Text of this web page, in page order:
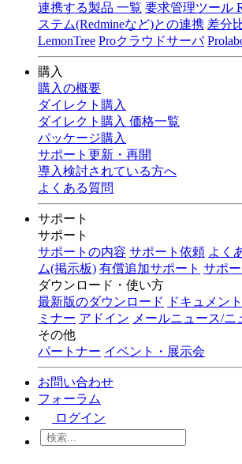
連携する製品 一覧 要求管理ツール
ステム(Redmineなど)との連携 差分
LemonTree Proクラウドサーバ
購入
購入の概要
ダイレクト購入
ダイレクト購入 価格一覧
パッケージ購入
サポート更新・再開
導入検討されている方へ
よくある質問
サポート
サポート
サポートの内容 サポート依頼 よく
ム(掲示板) 有償追加サポート サポ
ダウンロード・使い方
最新版のダウンロード
ドキュメント
ミナー アドイン メールニュース/ニ
その他
パートナー イベント・展示会
お問い合わせ
フォーラム
ログイン